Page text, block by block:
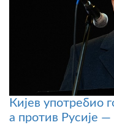
Кијев употребио
а против Русије